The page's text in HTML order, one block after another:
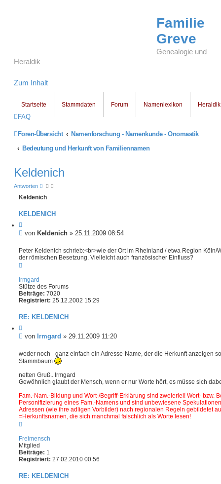
Familie
Greve
Genealogie und
Heraldik
Zum Inhalt
Startseite Stammdaten Forum Namenlexikon Heraldik
FAQ
Foren-Übersicht
Namenforschung - Namenkunde - Onomastik
Bedeutung und Herkunft von Familiennamen
Keldenich
Antworten
Keldenich
KELDENICH
i
t
e
r
B
i
t
g
von Keldenich » 25.11.2009 08:54
Peter Keldenich schrieb:<br>wie der Ort im Rheinland / etwa Region
der römischen Besetzung. Vielleicht auch französischer Einfluss?
c
h
o
b
Irmgard
Stütze des Forums
Beiträge: 7020
Registriert: 25.12.2002 15:29
RE: KELDENICH
i
t
e
r
n
B
i
t
a
g
von Irmgard » 29.11.2009 11:20
weder noch - ganz einfach ein Adresse-Name, der die Herkunft anzeigen
Stammbaum
netten Gruß.. Irmgard
Gewöhnlich glaubt der Mensch, wenn er nur Worte hört, es müsse sich
Fam.-Nam.-Bildung und Wort-/Begriff-Erklärung sind zweierlei! Wort- bzw.
Personifizierung eines Fam.-Namens und sind unbewiesene
Adressen (wie ihre adligen Vorbilder) nach regionalen Regeln gebildetet
=Herkunftsnamen, die sich manchmal fälschlich als Worte lesen!
c
h
o
b
Freimensch
Mitglied
Beiträge: 1
Registriert: 27.02.2010 00:56
RE: KELDENICH